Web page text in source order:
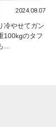
2024.08.07
冷やせてガン
100kgのタフ
…